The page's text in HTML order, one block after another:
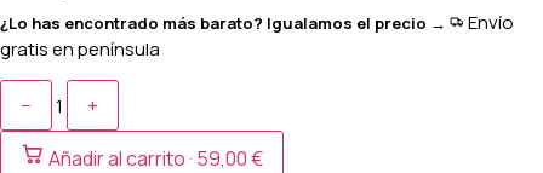
¿Lo has encontrado más barato? Igualamos el precio →
Envío
gratis en península
− 1
+
Añadir al carrito · 59,00 €